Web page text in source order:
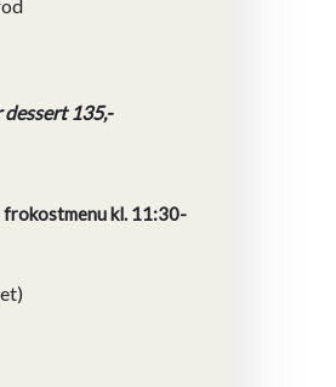
dessert 135,-
frokostmenu kl. 11:30-